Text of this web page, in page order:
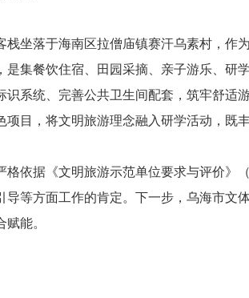
栈坐落于海南区拉僧庙镇赛汗乌素村，作
是集餐饮住宿、田园采摘、亲子游乐、研
识系统、完善公共卫生间配套，筑牢舒适
项目，将文明旅游理念融入研学活动，既
格依据《文明旅游示范单位要求与评价》
导等方面工作的肯定。下一步，乌海市文
赋能。